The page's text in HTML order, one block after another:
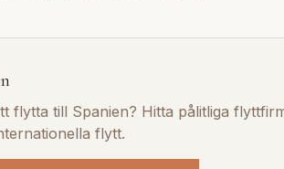
flytta till Spanien? Hitta pålitliga
flytt.